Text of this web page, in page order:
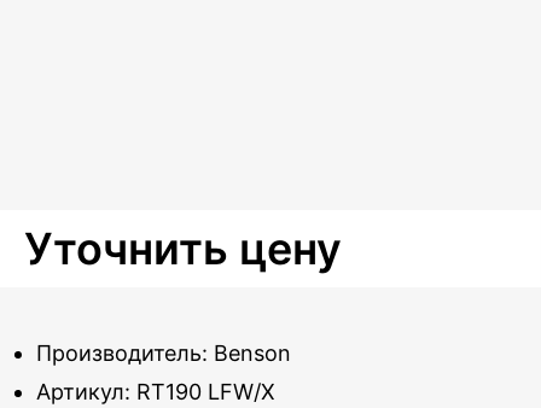
Уточнить цену
Производитель: Benson
Артикул: RT190 LFW/X